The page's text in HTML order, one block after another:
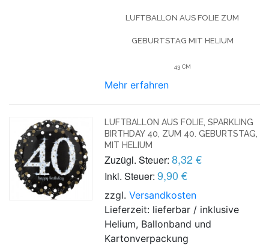
LUFTBALLON AUS FOLIE ZUM
GEBURTSTAG MIT HELIUM
43 CM
Mehr erfahren
LUFTBALLON AUS FOLIE, SPARKLING
BIRTHDAY 40, ZUM 40. GEBURTSTAG,
MIT HELIUM
Zuzügl. Steuer: 8,32 €
Inkl. Steuer: 9,90 €
zzgl.Versandkosten
Lieferzeit: lieferbar / inklusive
Helium, Ballonband und
Kartonverpackung